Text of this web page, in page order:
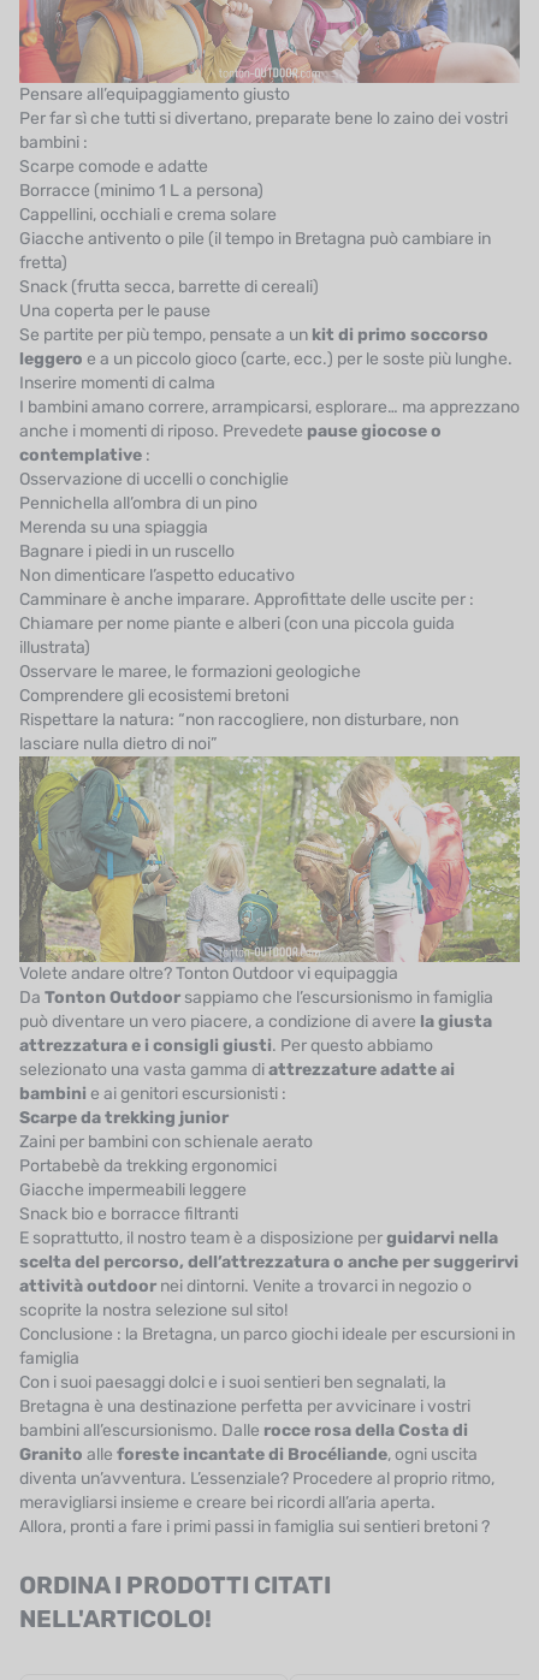
Pensare all’equipaggiamento giusto
Per far sì che tutti si divertano, preparate bene lo zaino dei vostri
bambini :
Scarpe comode e adatte
Borracce (minimo 1 L a persona)
Cappellini, occhiali e crema solare
Giacche antivento o pile (il tempo in Bretagna può cambiare in
fretta)
Snack (frutta secca, barrette di cereali)
Una coperta per le pause
Se partite per più tempo, pensate a un kit di primo soccorso
leggero e a un piccolo gioco (carte, ecc.) per le soste più lunghe.
Inserire momenti di calma
I bambini amano correre, arrampicarsi, esplorare… ma apprezzano
anche i momenti di riposo. Prevedete pause giocose o
contemplative :
Osservazione di uccelli o conchiglie
Pennichella all’ombra di un pino
Merenda su una spiaggia
Bagnare i piedi in un ruscello
Non dimenticare l’aspetto educativo
Camminare è anche imparare. Approfittate delle uscite per :
Chiamare per nome piante e alberi (con una piccola guida
illustrata)
Osservare le maree, le formazioni geologiche
Comprendere gli ecosistemi bretoni
Rispettare la natura: “non raccogliere, non disturbare, non
lasciare nulla dietro di noi”
Volete andare oltre? Tonton Outdoor vi equipaggia
Da Tonton Outdoor sappiamo che l’escursionismo in famiglia
può diventare un vero piacere, a condizione di avere la giusta
attrezzatura e i consigli giusti. Per questo abbiamo
selezionato una vasta gamma diattrezzature adatte ai
bambini e ai genitori escursionisti :
Scarpe da trekking junior
Zaini per bambini con schienale aerato
Portabebè da trekking ergonomici
Giacche impermeabili leggere
Snack bio e borracce filtranti
E soprattutto, il nostro team è a disposizione perguidarvi nella
scelta del percorso, dell’attrezzatura o anche per suggerirvi
attività outdoor nei dintorni. Venite a trovarci in negozio o
scoprite la nostra selezione sul sito!
Conclusione : la Bretagna, un parco giochi ideale per escursioni in
famiglia
Con i suoi paesaggi dolci e i suoi sentieri ben segnalati, la
Bretagna è una destinazione perfetta per avvicinare i vostri
bambini all’escursionismo. Dalle rocce rosa della Costa di
Granito alle foreste incantate di Brocéliande, ogni uscita
diventa un’avventura. L’essenziale? Procedere al proprio ritmo,
meravigliarsi insieme e creare bei ricordi all’aria aperta.
Allora, pronti a fare i primi passi in famiglia sui sentieri bretoni ?
ORDINA I PRODOTTI CITATI
NELL'ARTICOLO!